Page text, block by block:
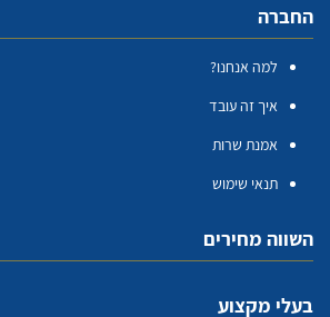
החברה
למה אנחנו?
איך זה עובד
אמנת שרות
תנאי שימוש
השווה מחירים
בעלי מקצוע